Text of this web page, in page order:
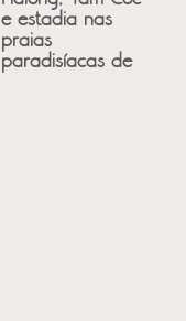
e estadia nas
praias
paradisíacas de